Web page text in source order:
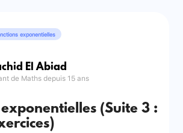
exponentielles
El Abiad
de Maths depuis 15 ans
(Suite 3 :